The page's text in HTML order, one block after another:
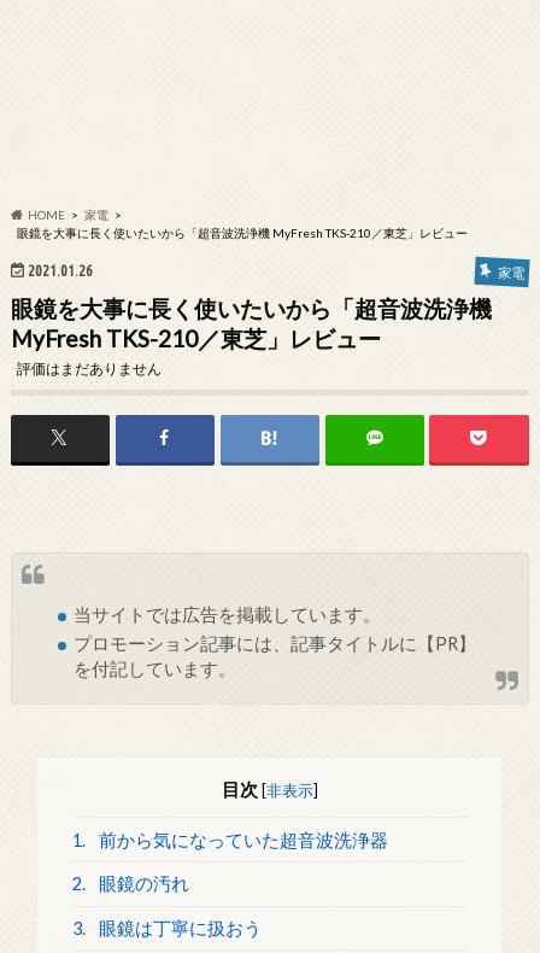
HOME
家電
眼鏡を大事に長く使いたいから「超音波洗浄機 MyFresh TKS-210／東芝」レビュー
2021.01.26 家電
眼鏡を大事に長く使いたいから「超音波洗浄機
MyFresh TKS-210／東芝」レビュー
評価はまだありません
当サイトでは広告を掲載しています。
プロモーション記事には、記事タイトルに【PR】
を付記しています。
目次 [非表示]
1. 前から気になっていた超音波洗浄器
2. 眼鏡の汚れ
3. 眼鏡は丁寧に扱おう